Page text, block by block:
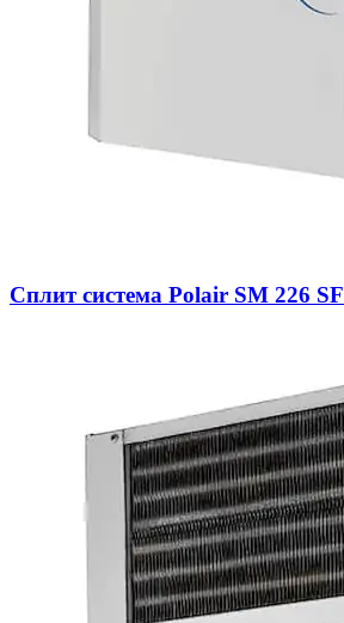
Сплит система Polair SM 226 SF